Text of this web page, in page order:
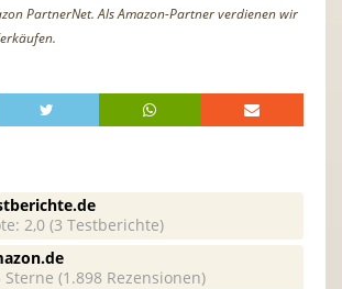
PartnerNet. Als Amazon-Partner verdienen wir
2,0 (3 Testberichte)
Sterne (1.898 Rezensionen)